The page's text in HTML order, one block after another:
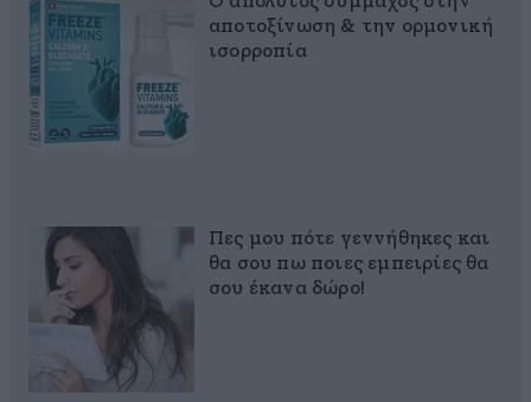
αποτοξίνωση & την ορμονική
ισορροπία
Πες μου πότε γεννήθηκες και
θα σου πω ποιες εμπειρίες θα
σου έκανα δώρο!